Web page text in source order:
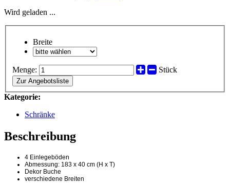
Wird geladen ...
Breite
Menge: Stück
Zur Angebotsliste
Kategorie:
Schränke
Beschreibung
4 Einlegeböden
Abmessung: 183 x 40 cm (H x T)
Dekor Buche
verschiedene Breiten